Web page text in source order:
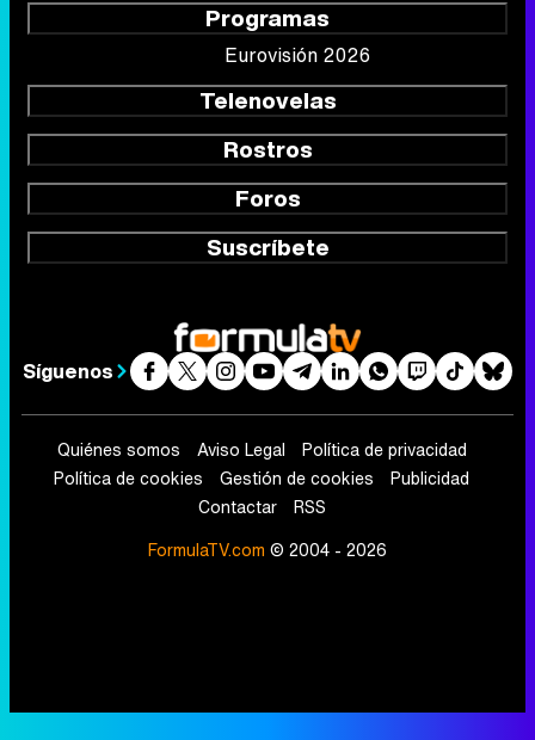
Programas
Eurovisión 2026
Telenovelas
Rostros
Foros
Suscríbete
Síguenos
Quiénes somos Aviso Legal
Política de privacidad
Política de cookies
Gestión de cookies
Publicidad
Contactar
RSS
FormulaTV.com © 2004 - 2026